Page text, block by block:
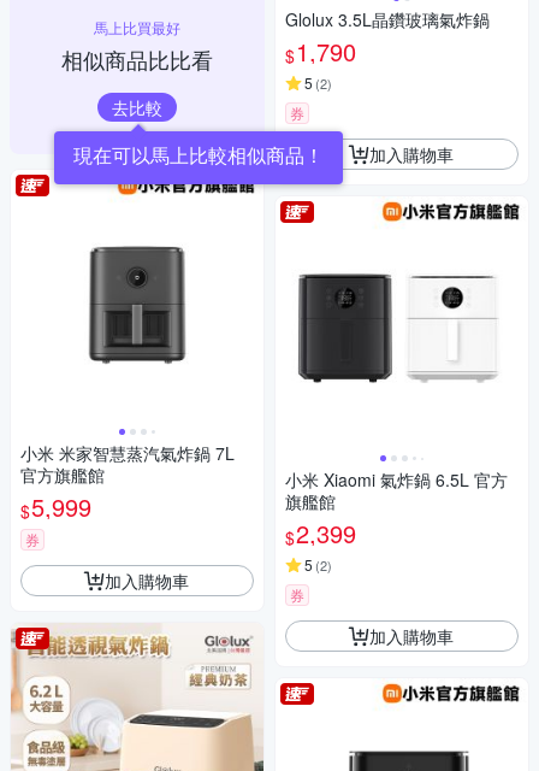
馬上比買最好
相似商品比比看
去比較
現在可以馬上比較相似商品！
小米 米家智慧蒸汽氣炸鍋 7L
官方旗艦館
$5,999
券
加入購物車
Glolux 3.5L晶鑽玻璃氣炸鍋
$1,790
5 (2)
券
加入購物車
小米 Xiaomi 氣炸鍋 6.5L 官方
旗艦館
$2,399
5 (2)
券
加入購物車